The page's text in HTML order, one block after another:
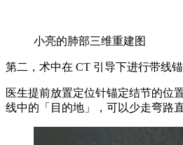
小亮的肺部三维重建图
第二，术中在 CT 引导下进行带线
医生提前放置定位针锚定结节的位
线中的「目的地」，可以少走弯路